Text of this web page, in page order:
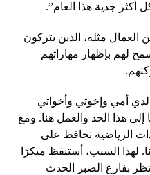
أكثر جدية هذا العام”.
العمال مثله، الذين يتركون
لهم بإظهار مهاراتهم
لدي أمي وإخوتي وأخواتي
هذا الحد والعمل هنا. ومع
الرياضية تحافظ على
لهذا السبب، أستيقظ مبكرًا
بفارغ الصبر الحدث